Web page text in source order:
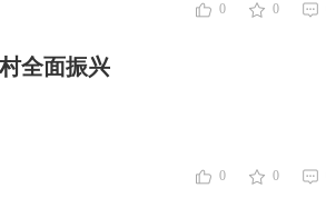
0 0
全面振兴
0 0